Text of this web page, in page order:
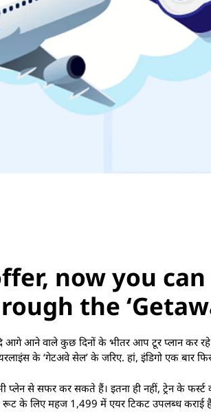
now you
the
आगे आने वाले कुछ दिनों के भीतर आप टूर प्‍लान कर
के ‘गेटअवे सेल’ के जरिए. हां, इंडिगो एक
से सफर कर सकते हैं। इतना ही नहीं, ट्रेन के
के लिए महज 1,499 में एयर टिकट उपलब्‍ध कराई